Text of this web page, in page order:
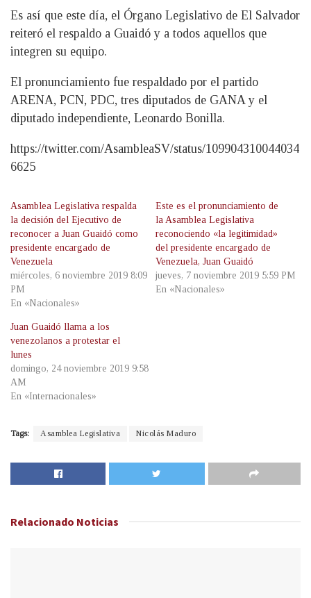
Es así que este día, el Órgano Legislativo de El Salvador
reiteró el respaldo a Guaidó y a todos aquellos que
integren su equipo.
El pronunciamiento fue respaldado por el partido
ARENA, PCN, PDC, tres diputados de GANA y el
diputado independiente, Leonardo Bonilla.
https://twitter.com/AsambleaSV/status/109904310044034
6625
Asamblea Legislativa respalda
la decisión del Ejecutivo de
reconocer a Juan Guaidó como
presidente encargado de
Venezuela
miércoles, 6 noviembre 2019 8:09
PM
En «Nacionales»
Este es el pronunciamiento de
la Asamblea Legislativa
reconociendo «la legitimidad»
del presidente encargado de
Venezuela, Juan Guaidó
jueves, 7 noviembre 2019 5:59 PM
En «Nacionales»
Juan Guaidó llama a los
venezolanos a protestar el
lunes
domingo, 24 noviembre 2019 9:58
AM
En «Internacionales»
Tags: Asamblea Legislativa Nicolás Maduro
Relacionado Noticias